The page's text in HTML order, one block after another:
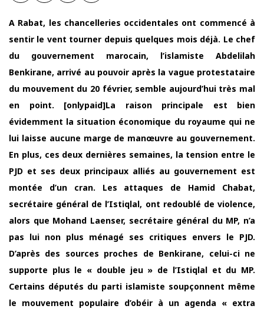
A Rabat, les chancelleries occidentales ont commencé à
sentir le vent tourner depuis quelques mois déjà. Le chef
du gouvernement marocain, l’islamiste Abdelilah
Benkirane, arrivé au pouvoir après la vague protestataire
du mouvement du 20 février, semble aujourd’hui très mal
en point. [onlypaid]La raison principale est bien
évidemment la situation économique du royaume qui ne
lui laisse aucune marge de manœuvre au gouvernement.
En plus, ces deux dernières semaines, la tension entre le
PJD et ses deux principaux alliés au gouvernement est
montée d’un cran. Les attaques de Hamid Chabat,
secrétaire général de l’Istiqlal, ont redoublé de violence,
alors que Mohand Laenser, secrétaire général du MP, n’a
pas lui non plus ménagé ses critiques envers le PJD.
D’après des sources proches de Benkirane, celui-ci ne
supporte plus le « double jeu » de l’Istiqlal et du MP.
Certains députés du parti islamiste soupçonnent même
le mouvement populaire d’obéir à un agenda « extra